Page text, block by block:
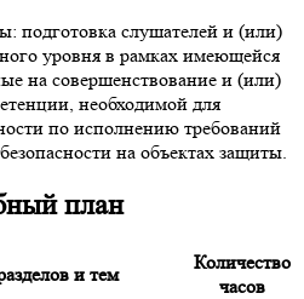
подготовка слушателей и (или)
уровня в рамках имеющейся
на совершенствование и (или)
необходимой для
по исполнению требований
на объектах защиты.
план
и тем
Количество
часов